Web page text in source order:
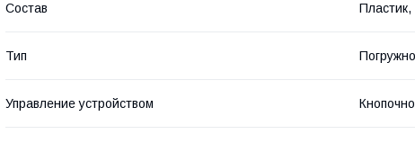
Состав
Тип
Управление устройством